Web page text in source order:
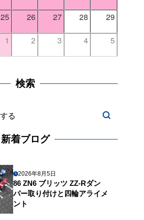
25 26 27 28 29
1 2 3 4 5
検索
新着ブログ
2026年8月5日
86 ZN6 ブリッツ ZZ-Rダン
パー取り付けと四輪アライメ
ント